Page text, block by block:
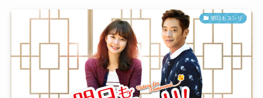
明日もスンリ